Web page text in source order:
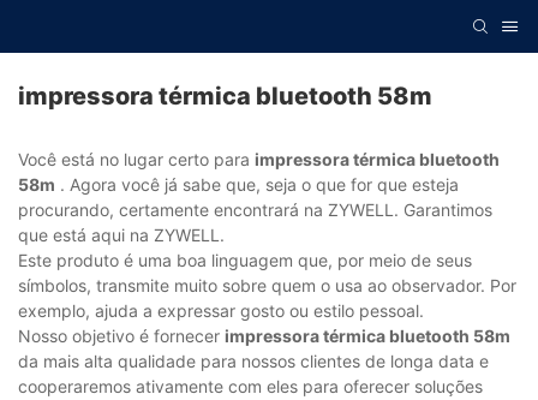
impressora térmica bluetooth 58m
Você está no lugar certo para impressora térmica bluetooth
58m . Agora você já sabe que, seja o que for que esteja
procurando, certamente encontrará na ZYWELL. Garantimos
que está aqui na ZYWELL.
Este produto é uma boa linguagem que, por meio de seus
símbolos, transmite muito sobre quem o usa ao observador. Por
exemplo, ajuda a expressar gosto ou estilo pessoal.
Nosso objetivo é fornecer impressora térmica bluetooth 58m
da mais alta qualidade para nossos clientes de longa data e
cooperaremos ativamente com eles para oferecer soluções